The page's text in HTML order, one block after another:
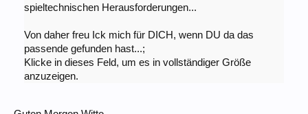
spieltechnischen Herausforderungen...
Von daher freu Ick mich für DICH, wenn DU da das
passende gefunden hast...;
Klicke in dieses Feld, um es in vollständiger Größe
anzuzeigen.